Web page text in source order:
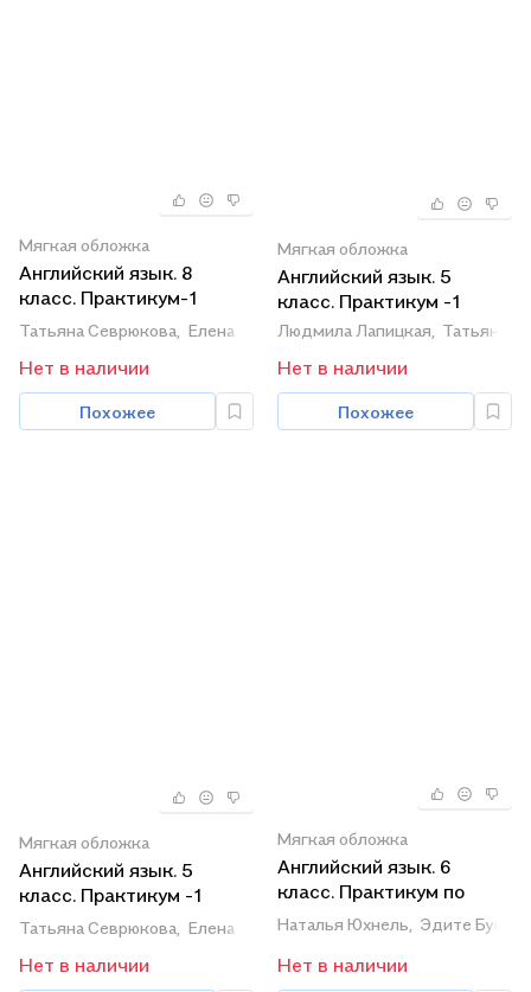
Мягкая обложка
Английский язык. 8
класс. Практикум-1
(повышенный уровень)
Татьяна Севрюкова, Елена Наумова, Наталья Демченко
Нет в наличии
Похожее
Мягкая обложка
Английский язык. 5
класс. Практикум -1
Людмила Лапицкая, Татьяна
Нет в наличии
Похожее
Мягкая обложка
Английский язык. 5
класс. Практикум -1
(повышенный уровень)
Татьяна Севрюкова, Елена Наумова, Наталья Демченко
Нет в наличии
Мягкая обложка
Английский язык. 6
класс. Практикум по
грамматике
Наталья Юхнель, Эдите
Нет в наличии